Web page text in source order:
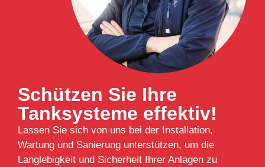
Schützen Sie Ihre
Tanksysteme effektiv!
Lassen Sie sich von uns bei der Installation,
Wartung und Sanierung unterstützen, um die
Langlebigkeit und Sicherheit Ihrer Anlagen zu